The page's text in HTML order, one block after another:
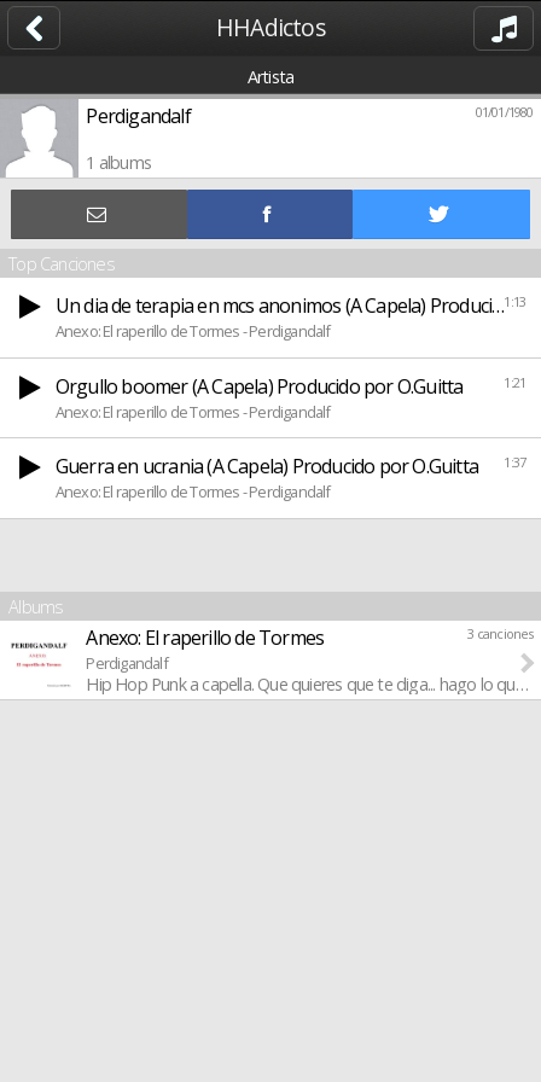
HHAdictos
Artista
01/01/1980
Perdigandalf
1 albums
Top Canciones
1:13
Un dia de terapia en mcs anonimos (A Capela) Producido
Anexo: El raperillo de Tormes - Perdigandalf
1:21
Orgullo boomer (A Capela) Producido por O.Guitta
Anexo: El raperillo de Tormes - Perdigandalf
1:37
Guerra en ucrania (A Capela) Producido por O.Guitta
Anexo: El raperillo de Tormes - Perdigandalf
Albums
3 canciones
Anexo: El raperillo de Tormes
Perdigandalf
Hip Hop Punk a capella. Que quieres que te diga... hago lo que